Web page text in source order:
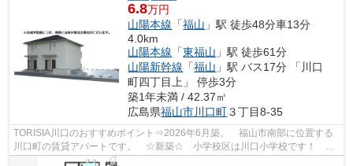
6.8万円
山陽本線 「福山 」駅 徒歩48分車13分
4.0km
山陽本線 「東福山 」駅 徒歩61分
山陽新幹線 「福山 」駅 バス17分 「川口
町四丁目上」 停歩3分
築1年未満 / 42.37㎡
広島県福山市川口町３丁目8-35
TORISIA川口のおすすめポイント⇒2026年6月築。 福山市南部に位置する
川口町の賃貸アパートです。 ☆新築☆ 小学校区は川口小学校です！ 徒
歩約2分のところにはスーパーマーケットが...